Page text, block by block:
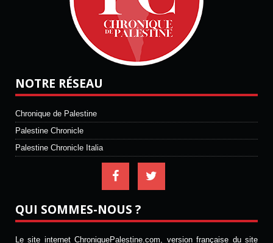
NOTRE RÉSEAU
Chronique de Palestine
Palestine Chronicle
Palestine Chronicle Italia
QUI SOMMES-NOUS ?
Le site internet ChroniquePalestine.com, version française du site